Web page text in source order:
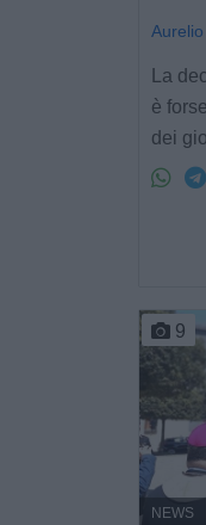
Aurelio
La
è
dei
9
NEWS